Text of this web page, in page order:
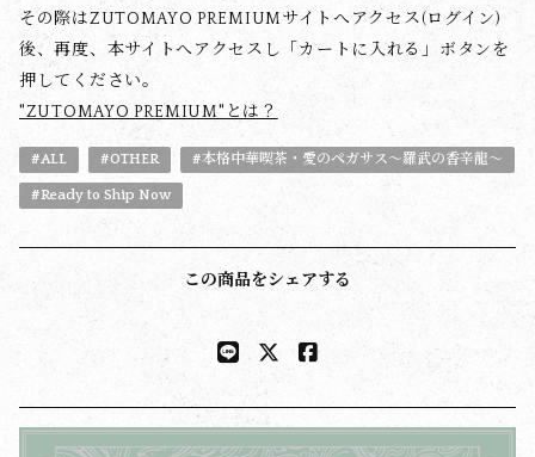
その際はZUTOMAYO PREMIUMサイトへアクセス(ログイン)
後、再度、本サイトへアクセスし「カートに入れる」ボタンを
押してください。
"ZUTOMAYO PREMIUM"とは？
#ALL #OTHER #本格中華喫茶・愛のペガサス～羅武の香辛龍～
#Ready to Ship Now
この商品をシェアする